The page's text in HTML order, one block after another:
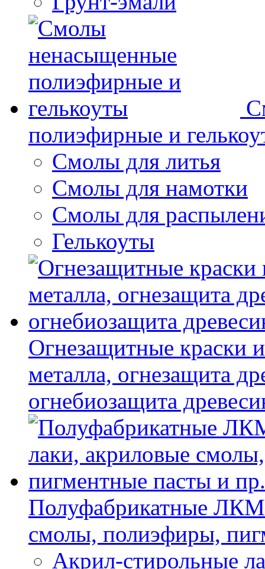
полиэфирные и
Смолы для литья
Смолы для намотки
Смолы для
Гелькоуты
Огнезащитные краски
металла, огнезащита
огнебиозащита
Полуфабрикатные ЛКМ
смолы, полиэфиры,
Акрил-стирольные